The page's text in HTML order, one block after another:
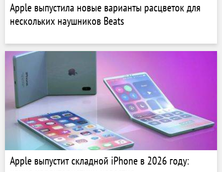
Apple выпустила новые варианты расцветок для
нескольких наушников Beats
Apple выпустит складной iPhone в 2026 году: